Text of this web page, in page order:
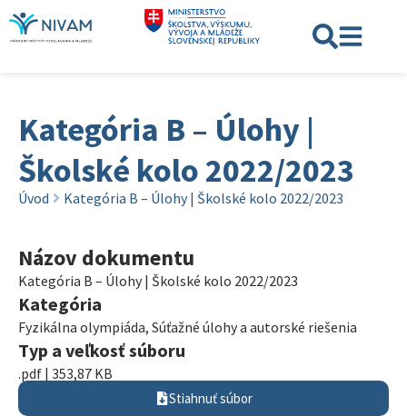
Kategória B – Úlohy |
Školské kolo 2022/2023
Úvod Kategória B – Úlohy | Školské kolo 2022/2023
Názov dokumentu
Kategória B – Úlohy | Školské kolo 2022/2023
Kategória
Fyzikálna olympiáda, Súťažné úlohy a autorské riešenia
Typ a veľkosť súboru
.pdf | 353,87 KB
Stiahnuť súbor